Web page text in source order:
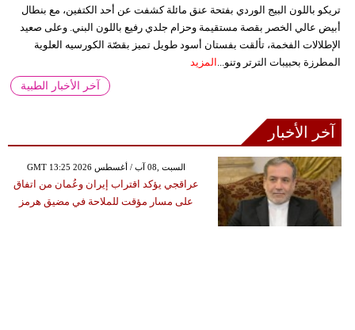
تريكو باللون البيج الوردي بفتحة عنق مائلة كشفت عن أحد الكتفين، مع بنطال
أبيض عالي الخصر بقصة مستقيمة وحزام جلدي رفيع باللون البني. وعلى صعيد
الإطلالات الفخمة، تألقت بفستان أسود طويل تميز بقصّة الكورسيه العلوية
المطرزة بحبيبات الترتر وتنو...
المزيد
آخر الأخبار الطبية
آخر الأخبار
GMT 13:25 2026 السبت ,08 آب / أغسطس
عراقجي يؤكد اقتراب إيران وعُمان من اتفاق
على مسار مؤقت للملاحة في مضيق هرمز